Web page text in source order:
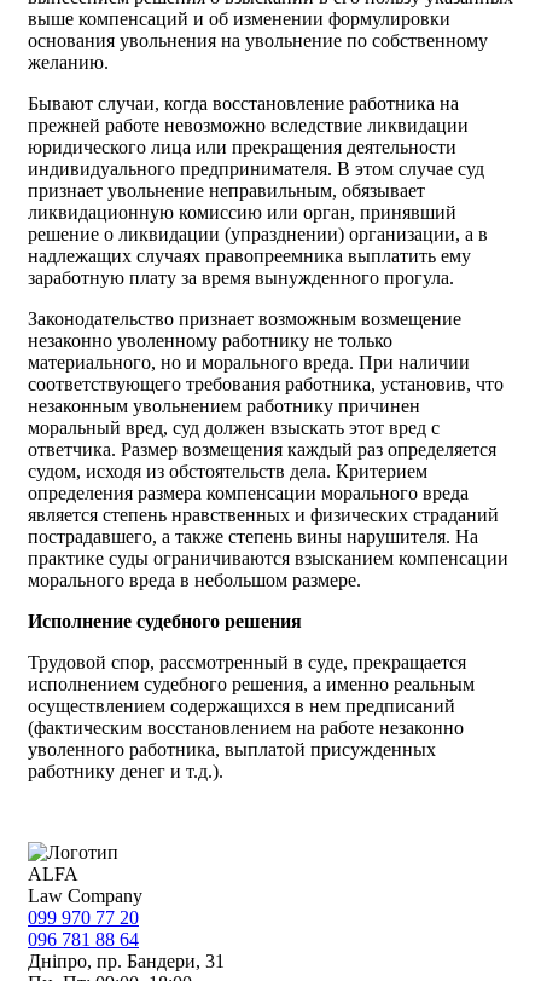
выше компенсаций и об изменении формулировки
основания увольнения на увольнение по собственному
желанию.
Бывают случаи, когда восстановление работника на
прежней работе невозможно вследствие ликвидации
юридического лица или прекращения деятельности
индивидуального предпринимателя. В этом случае суд
признает увольнение неправильным, обязывает
ликвидационную комиссию или орган, принявший
решение о ликвидации (упразднении) организации, а в
надлежащих случаях правопреемника выплатить ему
заработную плату за время вынужденного прогула.
Законодательство признает возможным возмещение
незаконно уволенному работнику не только
материального, но и морального вреда. При наличии
соответствующего требования работника, установив, что
незаконным увольнением работнику причинен
моральный вред, суд должен взыскать этот вред с
ответчика. Размер возмещения каждый раз определяется
судом, исходя из обстоятельств дела. Критерием
определения размера компенсации морального вреда
является степень нравственных и физических страданий
пострадавшего, а также степень вины нарушителя. На
практике суды ограничиваются взысканием компенсации
морального вреда в небольшом размере.
Исполнение судебного решения
Трудовой спор, рассмотренный в суде, прекращается
исполнением судебного решения, а именно реальным
осуществлением содержащихся в нем предписаний
(фактическим восстановлением на работе незаконно
уволенного работника, выплатой присужденных
работнику денег и т.д.).
ALFA
Law Company
099 970 77 20
096 781 88 64
Дніпро, пр. Бандери, 31